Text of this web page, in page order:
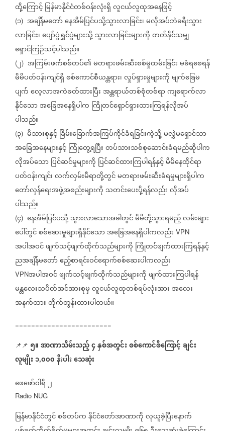
ထို့ကြောင့်မြန်မာနိုင်ငံတစ်ဝန်းလုံးရှိလူငယ်လူထုအနေဖြင့်
(၁) အချိန်မတော်နေအိမ်ပြင်ပသို့သွားလာခြင်း၊မလိုအပ်ဘဲခရီးသွား
လာခြင်း၊ပျော်ပွဲရွှင်ပွဲများသို့သွားလာခြင်းများကိုတတ်နိုင်သမျှ
ရှောင်ကြဉ်သင့်ပါသည်။
(၂) အကြမ်းဖက်စစ်တပ်၏မတရားဖမ်းဆီးစစ်မှုထမ်းခြင်းမခံရစေရန်
မိမိပတ်ဝန်းကျင်ရှိစစ်ကောင်စီယန္တရား၊လှုပ်ရှားမှုများကိုမျက်ခြေမ
ပျက်လေ့လာအကဲခတ်ထားပြီးအန္တရာယ်တစ်စုံတစ်ရာကျရောက်လာ
နိုင်သောအခြေအနေရှိပါက ကြိုတင်ရှောင်ရှားထားကြရန်လိုအပ်
ပါသည်။
(၃) မိသားစုနှင့်ခြိမ်းခြောက်အကြပ်ကိုင်ခံရခြင်းကဲ့သို့မလွှဲမရှောင်သာ
အခြေအနေများနှင့်ကြုံတွေ့ရပြီးတပ်သားသစ်စုဆောင်းခံရမည်ဆိုပါက
လိုအပ်သောပြင်ဆင်မှုများကို ပြင်ဆင်ထားကြပါရန်နှင့်မိမိနေထိုင်ရာ
ပတ်ဝန်းကျင်၊လက်လှမ်းမီရာတို့တွင်မတရားဖမ်းဆီးခံရမှုများရှိပါက
တော်လှန်ရေးအဖွဲ့အစည်းများကို သတင်းပေးပို့ရန်လည်းလိုအပ်
ပါသည်။
(၄) နေအိမ်ပြင်ပသို့သွားလာသောအခါတွင်မိမိတို့သွားရမည့်လမ်းများ
ပေါ်တွင်စစ်ဆေးမှုများရှိနိုင်သောအခြေအနေရှိပါကလည်း VPN
အပါအဝင်ဖျက်သင့်ဖျက်ထိုက်သည်များကို ကြိုတင်ဖျက်ထားကြရန်နှင့်
ညအချိန်မတော်ဧည့်စာရင်းဝင်ရောက်စစ်ဆေးပါကလည်း
VPNအပါအဝင်ဖျက်သင့်ဖျက်ထိုက်သည်များကိုဖျက်ထားကြပါရန်
မန္တလေးသပိတ်အင်အားစုမှလူငယ်လူထုတစ်ရပ်လုံးအားအလေး
အနက်ထားတိုက်တွန်းထားပါတယ်။
========================
📌📌 ၅။အာဏာသိမ်းသည့်၄နှစ်အတွင်းစစ်ကောင်စီကြောင့်ချင်း
လူမျိုး၁,၀၀၀နီးပါးသေဆုံး
ဖေဖော်ဝါရီ၂
Radio NUG
မြန်မာနိုင်ငံတွင်စစ်တပ်ကနိုင်ငံတော်အာဏာကိုလုယူခဲ့ပြီးနောက်